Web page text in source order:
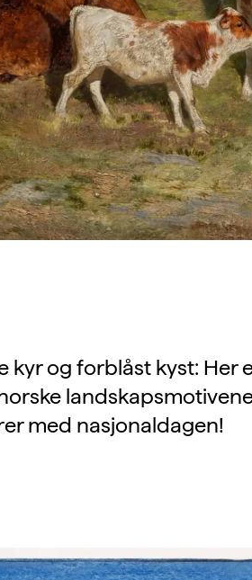
kyr og forblåst kyst: Her
med nasjonaldagen!